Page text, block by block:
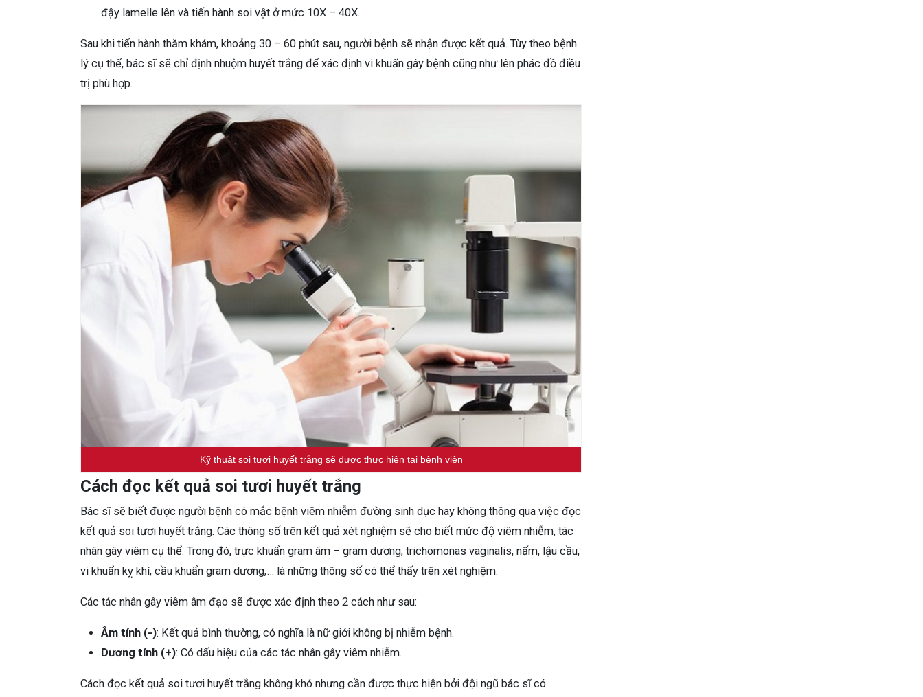
đậy lamelle lên và tiến hành soi vật ở mức 10X – 40X.
Sau khi tiến hành thăm khám, khoảng 30 – 60 phút sau, người bệnh sẽ nhận được kết quả. Tùy theo bệnh
lý cụ thể, bác sĩ sẽ chỉ định nhuộm huyết trắng để xác định vi khuẩn gây bệnh cũng như lên phác đồ điều
trị phù hợp.
Kỹ thuật soi tươi huyết trắng sẽ được thực hiện tại bệnh viện
Cách đọc kết quả soi tươi huyết trắng
Bác sĩ sẽ biết được người bệnh có mắc bệnh viêm nhiễm đường sinh dục hay không thông qua việc đọc
kết quả soi tươi huyết trắng. Các thông số trên kết quả xét nghiệm sẽ cho biết mức độ viêm nhiễm, tác
nhân gây viêm cụ thể. Trong đó, trực khuẩn gram âm – gram dương, trichomonas vaginalis, nấm, lậu cầu,
vi khuẩn kỵ khí, cầu khuẩn gram dương,… là những thông số có thể thấy trên xét nghiệm.
Các tác nhân gây viêm âm đạo sẽ được xác định theo 2 cách như sau:
Âm tính (-): Kết quả bình thường, có nghĩa là nữ giới không bị nhiễm bệnh.
Dương tính (+): Có dấu hiệu của các tác nhân gây viêm nhiễm.
Cách đọc kết quả soi tươi huyết trắng không khó nhưng cần được thực hiện bởi đội ngũ bác sĩ có